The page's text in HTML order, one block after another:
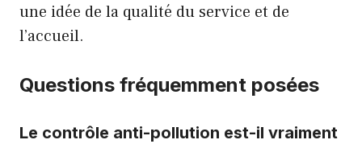
une idée de la qualité du service et de
l’accueil.
Questions fréquemment posées
Le contrôle anti-pollution est-il vraiment